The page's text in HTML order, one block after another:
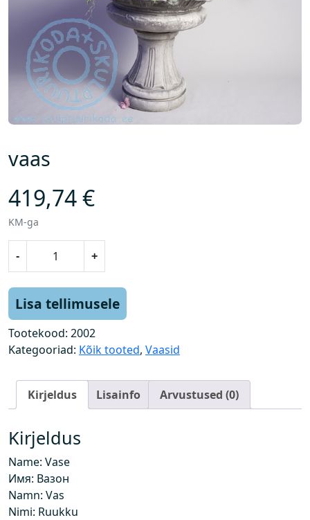
vaas
419,74€
KM-ga
-
k
o
g
+
Lisa tellimusele
Tootekood: 2002
Kategooriad: Kõik tooted, Vaasid
Kirjeldus Lisainfo Arvustused (0)
Kirjeldus
Name: Vase
Имя: Вазон
Namn: Vas
Nimi: Ruukku